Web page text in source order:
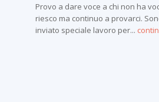
Provo a dare voce a chi non ha
riesco ma continuo a provarci.
inviato speciale lavoro per...